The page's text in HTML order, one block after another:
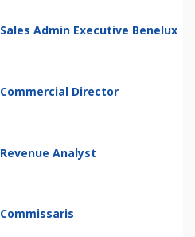
Sales Admin Executive Benelux
Commercial Director
Revenue Analyst
Commissaris